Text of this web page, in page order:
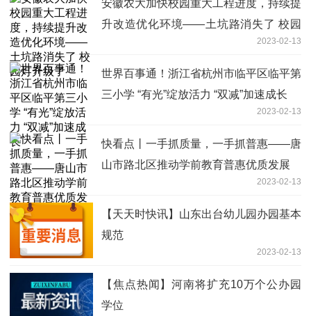
安徽农大加快校园重大工程进度，持续提
升改造优化环境——土坑路消失了 校园
2023-02-13
世界百事通！浙江省杭州市临平区临平第
三小学 “有光”绽放活力 “双减”加速成长
2023-02-13
快看点丨一手抓质量，一手抓普惠——唐
山市路北区推动学前教育普惠优质发展
2023-02-13
【天天时快讯】山东出台幼儿园办园基本
规范
2023-02-13
【焦点热闻】河南将扩充10万个公办园
学位